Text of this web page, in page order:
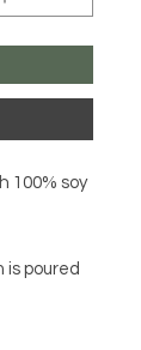
100% soy
is poured